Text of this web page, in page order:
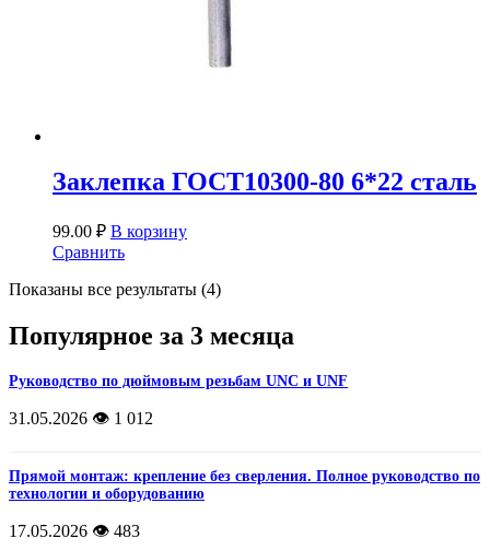
Заклепка ГОСТ10300-80 6*22 сталь
99.00 ₽ В корзину
Сравнить
Показаны все результаты (4)
Популярное за 3 месяца
Руководство по дюймовым резьбам UNC и UNF
31.05.2026 👁️ 1 012
Прямой монтаж: крепление без сверления. Полное руководство по
технологии и оборудованию
17.05.2026 👁️ 483